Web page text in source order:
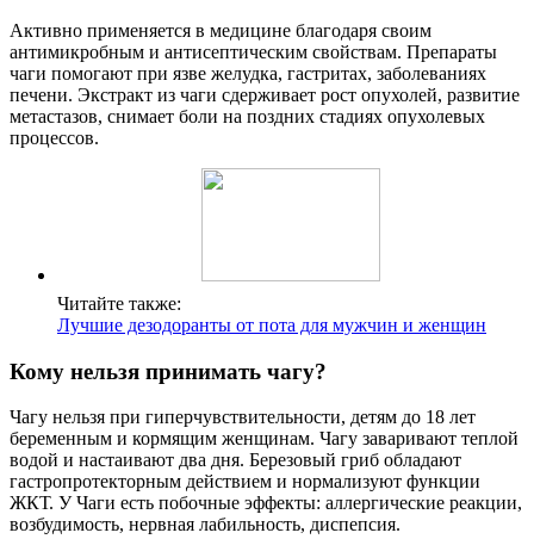
Активно применяется в медицине благодаря своим
антимикробным и антисептическим свойствам. Препараты
чаги помогают при язве желудка, гастритах, заболеваниях
печени. Экстракт из чаги сдерживает рост опухолей, развитие
метастазов, снимает боли на поздних стадиях опухолевых
процессов.
Читайте также:
Лучшие дезодоранты от пота для мужчин и женщин
Кому нельзя принимать чагу?
Чагу нельзя при гиперчувствительности, детям до 18 лет
беременным и кормящим женщинам. Чагу заваривают теплой
водой и настаивают два дня. Березовый гриб обладают
гастропротекторным действием и нормализуют функции
ЖКТ. У Чаги есть побочные эффекты: аллергические реакции,
возбудимость, нервная лабильность, диспепсия.